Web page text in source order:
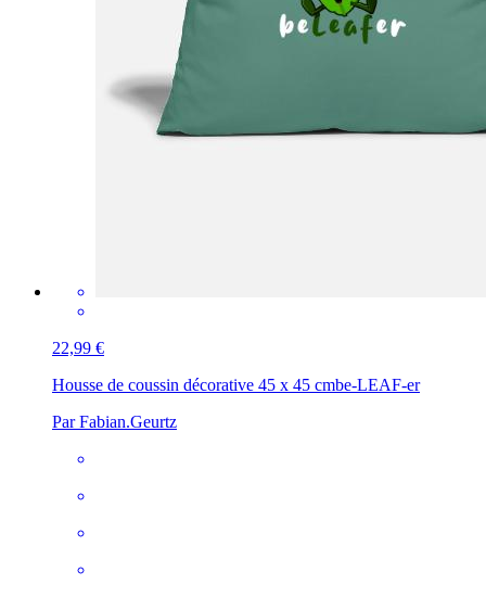
22,99 €
Housse de coussin décorative 45 x 45 cmbe-LEAF-er
Par Fabian.Geurtz